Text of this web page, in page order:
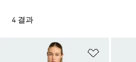
4 결과
위시리스